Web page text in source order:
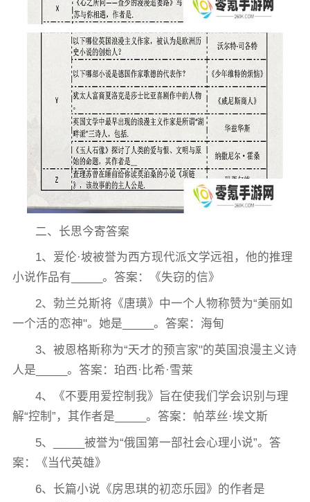
二、长思今寄答案
1、爱伦·坡被誉为西方现代派文学远祖，他的推理
小说作品有_____。答案：《失窃的信》
2、勃兰兑斯将《唐璜》中一个人物称赞为“美丽如
一个活的恋神"。她是_____。答案：海甸
3、被恩格斯称为“天才的预言家"的英国浪漫主义诗
人是_____。答案：珀西·比希·雪莱
4、《不要用爱控制我》旨在使我们学会识别与理
解“控制”，其作者是_____。答案：帕萃丝·埃文斯
5、_____被誉为“俄国第一部社会心理小说”。答
案：《当代英雄》
6、长篇小说《房思琪的初恋乐园》的作者是